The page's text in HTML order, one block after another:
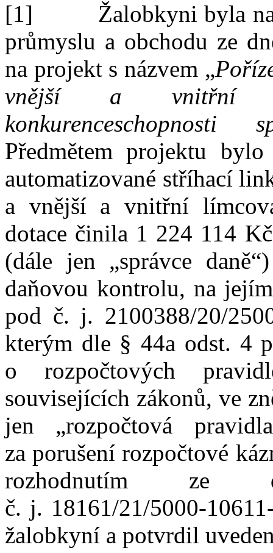
[1] Žalobkyni byla
průmyslu a obchodu ze
na projekt s názvem „
vnější a
konkurenceschopnosti
Předmětem projektu
automatizované stříhací
a vnější a vnitřní
dotace činila 1 224 114 Kč
(dále jen
„správce
daňovou kontrolu, na
pod č. j. 2100388/20/
kterým dle § 44a odst. 4
o
rozpočtových
souvisejících zákonů, ve
jen
„rozpočtová
za porušení rozpočtové
rozhodnutím ze
č. j. 18161/21/5000‑10611
žalobkyní a potvrdil